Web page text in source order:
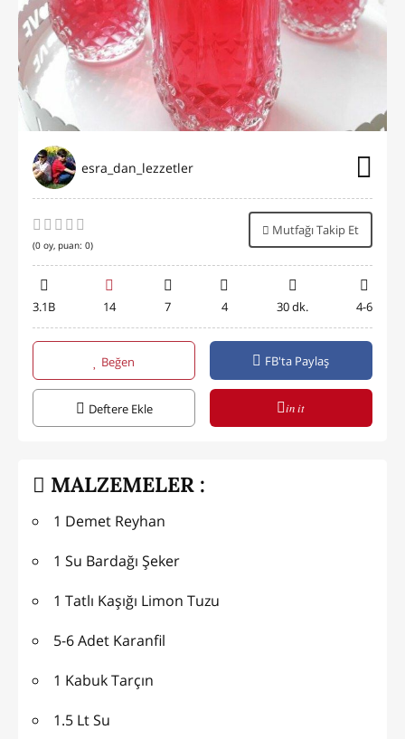
esra_dan_lezzetler
(0 oy, puan: 0)
Mutfağı Takip Et
3.1B 14 7 4 30 dk. 4-6
Beğen FB'ta Paylaş
Deftere Ekle in it
MALZEMELER :
1 Demet Reyhan
1 Su Bardağı Şeker
1 Tatlı Kaşığı Limon Tuzu
5-6 Adet Karanfil
1 Kabuk Tarçın
1.5 Lt Su